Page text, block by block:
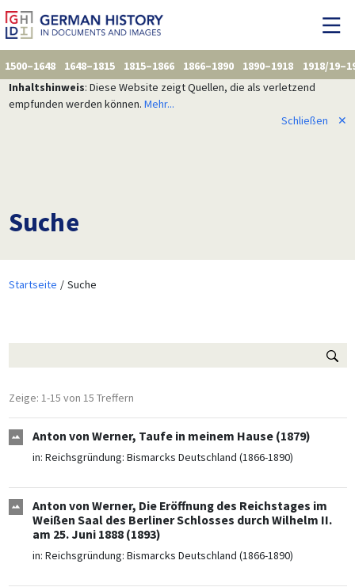
1500–1648 1648–1815 1815–1866 1866–1890 1890–1918
1918/
Inhaltshinweis: Diese Website zeigt Quellen, die als verletzend
empfunden werden können. Mehr...
Schließen
✕
Suche
Startseite Suche
Zeige: 1-15 von 15 Treffern
Anton von Werner, Taufe in meinem Hause (1879)
in: Reichsgründung: Bismarcks Deutschland (1866-1890)
Anton von Werner, Die Eröffnung des Reichstages im
Weißen Saal des Berliner Schlosses durch Wilhelm II.
am 25. Juni 1888 (1893)
in: Reichsgründung: Bismarcks Deutschland (1866-1890)